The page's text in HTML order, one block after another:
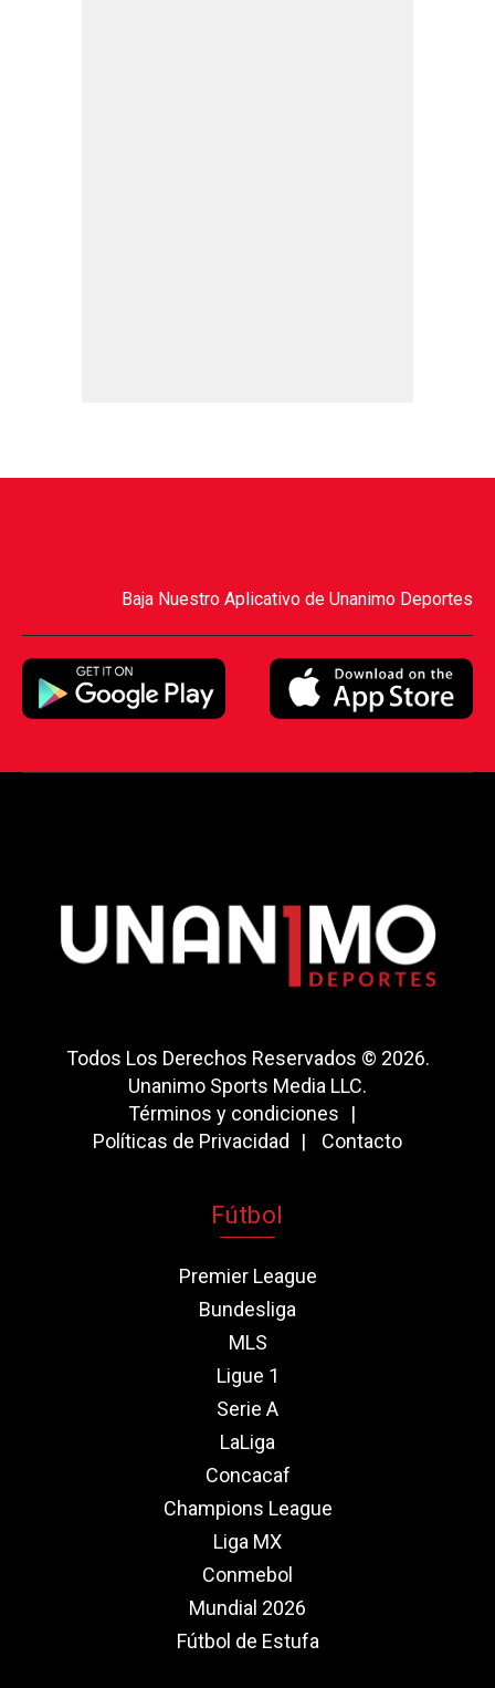
Baja Nuestro Aplicativo de Unanimo Deportes
Todos Los Derechos Reservados © 2026.
Unanimo Sports Media LLC.
Términos y condiciones
Políticas de Privacidad
Contacto
Fútbol
Premier League
Bundesliga
MLS
Ligue 1
Serie A
LaLiga
Concacaf
Champions League
Liga MX
Conmebol
Mundial 2026
Fútbol de Estufa